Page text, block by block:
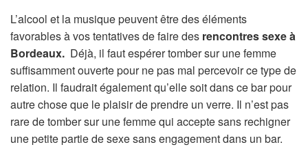
L’alcool et la musique peuvent être des éléments
favorables à vos tentatives de faire des rencontres sexe à
Bordeaux. Déjà, il faut espérer tomber sur une femme
suffisamment ouverte pour ne pas mal percevoir ce type de
relation. Il faudrait également qu’elle soit dans ce bar pour
autre chose que le plaisir de prendre un verre. Il n’est pas
rare de tomber sur une femme qui accepte sans rechigner
une petite partie de sexe sans engagement dans un bar.